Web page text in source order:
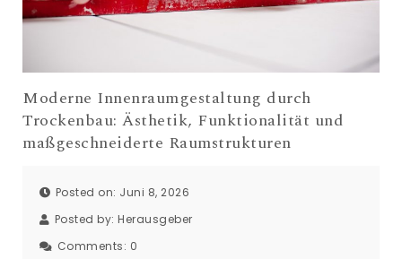
Moderne Innenraumgestaltung durch
Trockenbau: Ästhetik, Funktionalität und
maßgeschneiderte Raumstrukturen
Posted on: Juni 8, 2026
Posted by: Herausgeber
Comments: 0